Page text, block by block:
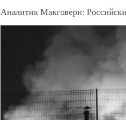
Аналитик Макговерн: